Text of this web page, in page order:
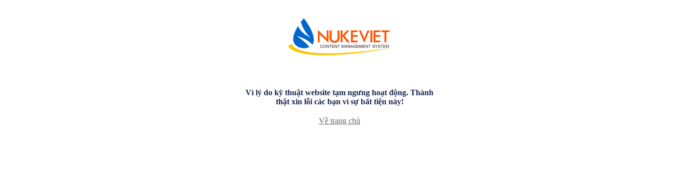
Vì lý do kỹ thuật website tạm ngưng hoạt động. Thành
thật xin lỗi các bạn vì sự bất tiện này!
Về trang chủ